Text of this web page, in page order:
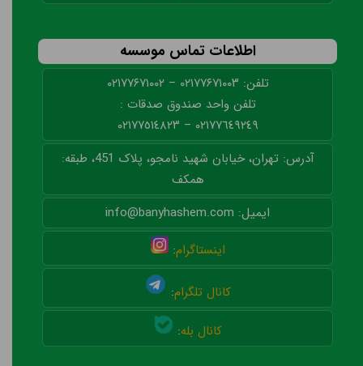
اطلاعات تماس موسسه
تلفن: ۰۲۱۷۷۶۷۱۰۰۳ – ۰۲۱۷۷۶۷۱۰۰۲
تلفن واحد صندوق صدقات :
٠٢١٧٧٦٤٩٢٤٩ – ٠٢١٧٧٥١٤٨٢٣
آدرس: تهران، خیابان شهید نامجو، پلاک 451، طبقه:
همکف
ایمیل: info@banyhashem.com
اینستاگرام:
کانال تلگرام:
کانال بله: